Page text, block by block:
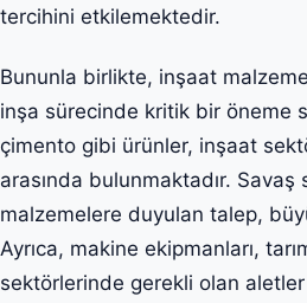
tercihini etkilemektedir.
Bununla birlikte, inşaat
inşa sürecinde kritik bir öneme
çimento gibi ürünler, inşaat
arasında bulunmaktadır. Savaş
malzemelere duyulan talep,
Ayrıca, makine ekipmanları,
sektörlerinde gerekli olan